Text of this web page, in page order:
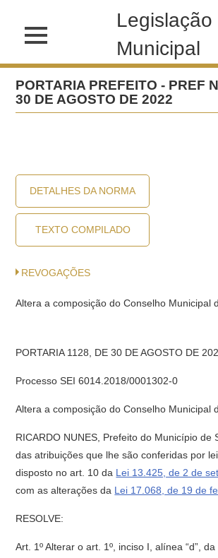
Legislação
Municipal
PORTARIA PREFEITO - PREF
30 DE AGOSTO DE 2022
DETALHES DA NORMA
TEXTO COMPILADO
REVOGAÇÕES
Altera a composição do Conselho Municipal
PORTARIA 1128, DE 30 DE AGOSTO DE
Processo SEI 6014.2018/0001302-0
Altera a composição do Conselho Municipal
RICARDO NUNES, Prefeito do Município de
das atribuições que lhe são conferidas por
disposto no art. 10 da Lei 13.425, de 2 de
com as alterações da Lei 17.068, de 19 de
RESOLVE:
Art. 1º Alterar o art. 1º, inciso I, alínea “d”, da